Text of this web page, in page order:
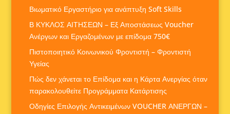
Βιωματικό Εργαστήριο για ανάπτυξη Soft Skills
Β ΚΥΚΛΟΣ ΑΙΤΗΣΕΩΝ – Εξ Αποστάσεως Voucher
Ανέργων και Εργαζομένων με επίδομα 750€
Πιστοποιητικό Κοινωνικού Φροντιστή – Φροντιστή
Υγείας
Πώς δεν χάνεται το Επίδομα και η Κάρτα Ανεργίας όταν
παρακολουθείτε Προγράμματα Κατάρτισης
Οδηγίες Επιλογής Αντικειμένων VOUCHER ΑΝΕΡΓΩΝ –